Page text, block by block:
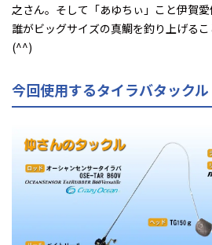
之さん。そして「あゆちぃ」こと伊賀
誰がビッグサイズの真鯛を釣り上げる
(^^)
今回使用するタイラバタックル